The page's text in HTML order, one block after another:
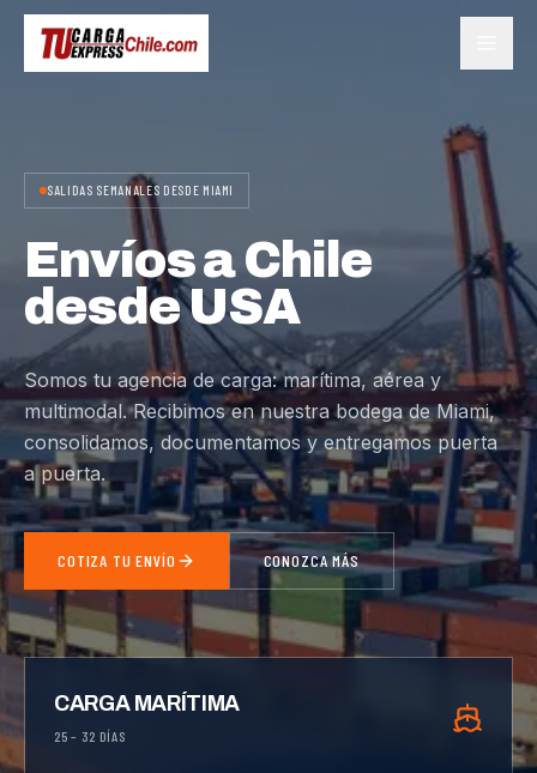
SALIDAS SEMANALES DESDE MIAMI
Envíos a Chile
desde USA
Somos tu agencia de carga: marítima, aérea y
multimodal. Recibimos en nuestra bodega de Miami,
consolidamos, documentamos y entregamos puerta
a puerta.
COTIZA TU ENVÍO CONOZCA MÁS
CARGA MARÍTIMA
25 – 32 DÍAS